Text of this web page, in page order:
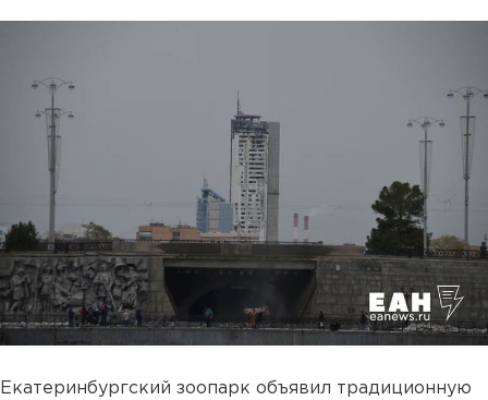
Екатеринбургский зоопарк объявил традиционную